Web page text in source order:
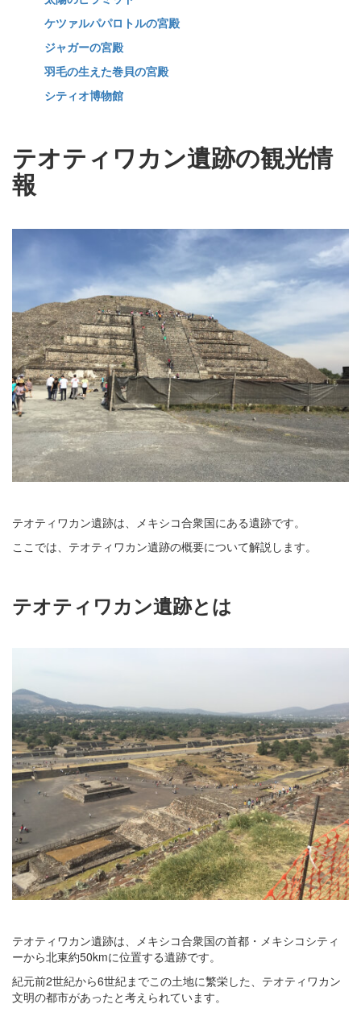
ケツァルパパロトルの宮殿
ジャガーの宮殿
羽毛の生えた巻貝の宮殿
シティオ博物館
テオティワカン遺跡の観光情
報
テオティワカン遺跡は、メキシコ合衆国にある遺跡です。
ここでは、テオティワカン遺跡の概要について解説します。
テオティワカン遺跡とは
テオティワカン遺跡は、メキシコ合衆国の首都・メキシコシティ
ーから北東約50kmに位置する遺跡です。
紀元前2世紀から6世紀までこの土地に繁栄した、テオティワカン
文明の都市があったと考えられています。